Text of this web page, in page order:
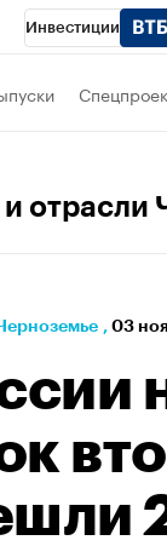
Инвестиции
отрасли
, 03